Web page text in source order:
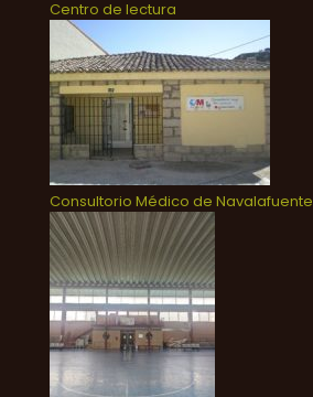
Centro de lectura
Consultorio Médico de Navalafuente